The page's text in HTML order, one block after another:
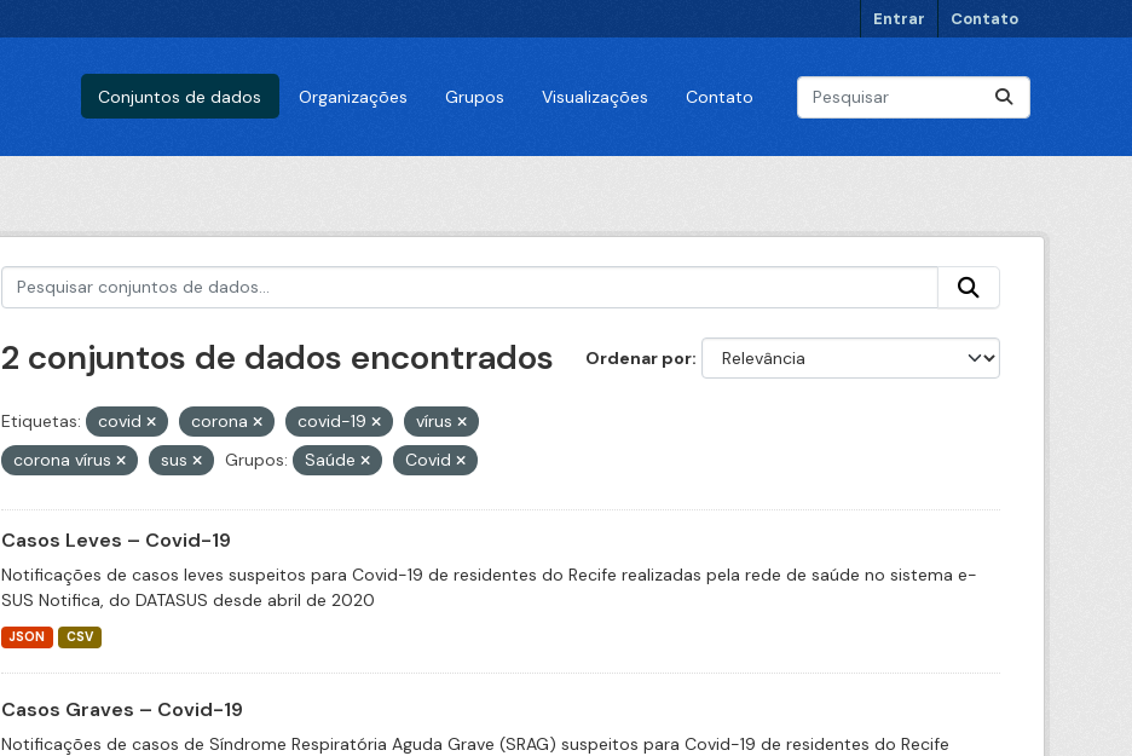
Entrar Contato
Conjuntos de dados Organizações Grupos Visualizações Contato
Ordenar por
2 conjuntos de dados encontrados
Etiquetas: covid corona covid-19
vírus
corona vírus
sus Grupos: Saúde Covid
Casos Leves – Covid-19
Notificações de casos leves suspeitos para Covid-19 de residentes do Recife realizadas pela rede de saúde no sistema e-
SUS Notifica, do DATASUS desde abril de 2020
JSON CSV
Casos Graves – Covid-19
Notificações de casos de Síndrome Respiratória Aguda Grave (SRAG) suspeitos para Covid-19 de residentes do Recife